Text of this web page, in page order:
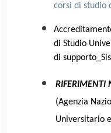
corsi di studio
di Studio
di
RIFERIMENTI
(Agenzia
Universitario